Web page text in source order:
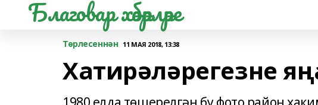
Благовар хәбәрләре
Төрлесеннән 11 МАЯ 2018, 13:38
Хатирәләрегезне